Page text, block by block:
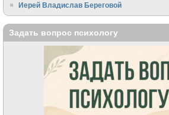
Иерей Владислав Береговой
Задать вопрос психологу